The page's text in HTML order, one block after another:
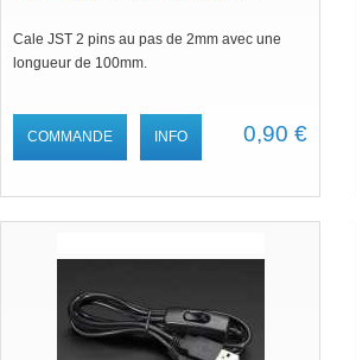
Cale JST 2 pins au pas de 2mm avec une
longueur de 100mm.
0,90 €
COMMANDE INFO